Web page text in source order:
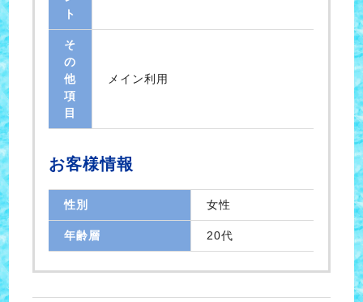
ト
そ
の
他
項
目
メイン利用
お客様情報
性別 女性
年齢層 20代